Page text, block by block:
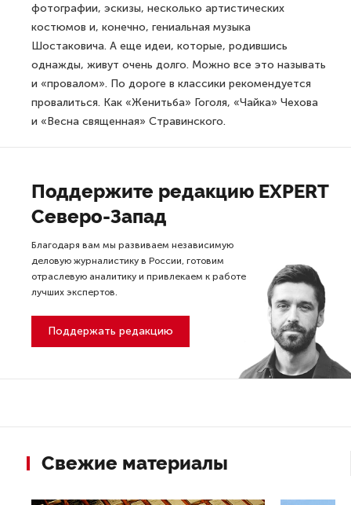
фотографии, эскизы, несколько артистических
костюмов и, конечно, гениальная музыка
Шостаковича. А еще идеи, которые, родившись
однажды, живут очень долго. Можно все это называть
и «провалом». По дороге в классики рекомендуется
провалиться. Как «Женитьба» Гоголя, «Чайка» Чехова
и «Весна священная» Стравинского.
Поддержите редакцию EXPERT
Северо-Запад
Благодаря вам мы развиваем независимую
деловую журналистику в России, готовим
отраслевую аналитику и привлекаем к работе
лучших экспертов.
Поддержать редакцию
Свежие материалы